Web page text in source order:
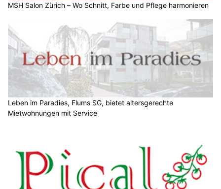
MSH Salon Zürich – Wo Schnitt, Farbe und Pflege harmonieren
Leben im Paradies, Flums SG, bietet altersgerechte
Mietwohnungen mit Service